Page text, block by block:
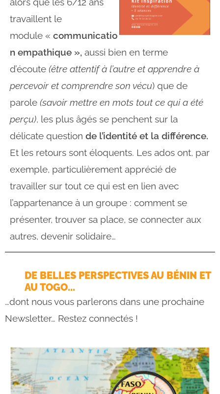
travaillent le
module « communicatio
n empathique », aussi bien en terme
d’écoute (être attentif à l’autre et apprendre à
percevoir et comprendre son vécu) que de
parole (savoir mettre en mots tout ce qui a été
perçu), les plus âgés se penchent sur la
délicate question de l’identité et la différence.
Et les retours sont éloquents. Les ados ont, par
exemple, particulièrement apprécié de
travailler sur tout ce qui est en lien avec
l’appartenance à un groupe : comment se
présenter, trouver sa place, se connecter aux
autres, devenir solidaire…
DE BELLES PERSPECTIVES AU BÉNIN ET
AU TOGO...
…dont nous vous parlerons dans une prochaine
Newsletter… Restez connectés !